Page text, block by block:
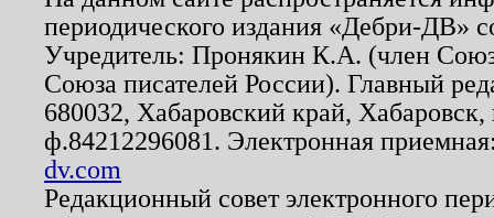
периодического издания «Дебри-ДВ»
Учредитель: Пронякин К.А. (член
Союза писателей России). Главный
680032, Хабаровский край,
ф.84212296081. Электронная
dv.com
Редакционный совет электронного